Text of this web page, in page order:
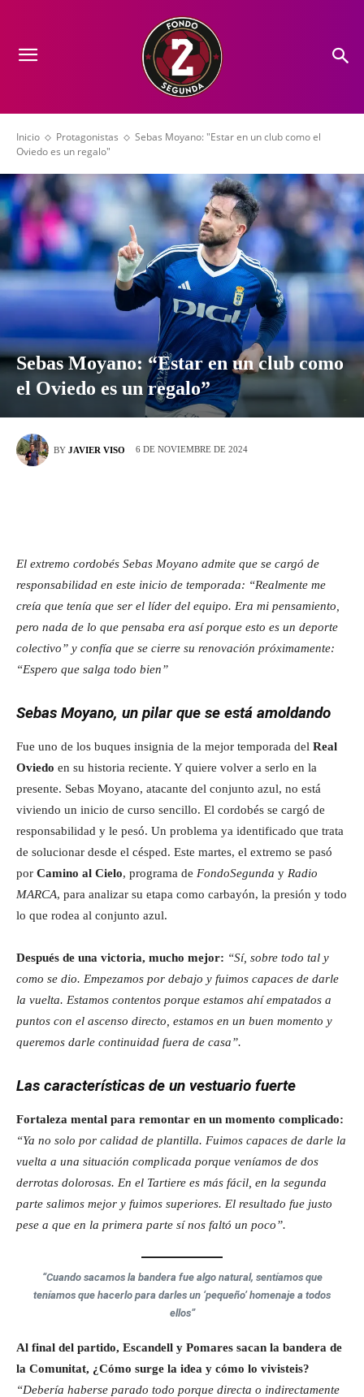
Inicio Protagonistas
Sebas Moyano: "Estar en un club como el
Oviedo es un regalo"
Sebas Moyano: “Estar en un club como
el Oviedo es un regalo”
BY JAVIER VISO 6 DE NOVIEMBRE DE 2024
El extremo cordobés Sebas Moyano admite que se cargó de
responsabilidad en este inicio de temporada: “Realmente me
creía que tenía que ser el líder del equipo. Era mi pensamiento,
pero nada de lo que pensaba era así porque esto es un deporte
colectivo” y confía que se cierre su renovación próximamente:
“Espero que salga todo bien”
Sebas Moyano, un pilar que se está amoldando
Fue uno de los buques insignia de la mejor temporada del Real
Oviedo en su historia reciente. Y quiere volver a serlo en la
presente. Sebas Moyano, atacante del conjunto azul, no está
viviendo un inicio de curso sencillo. El cordobés se cargó de
responsabilidad y le pesó. Un problema ya identificado que trata
de solucionar desde el césped. Este martes, el extremo se pasó
por Camino al Cielo, programa de FondoSegunda y Radio
MARCA, para analizar su etapa como carbayón, la presión y todo
lo que rodea al conjunto azul.
Después de una victoria, mucho mejor: “Sí, sobre todo tal y
como se dio. Empezamos por debajo y fuimos capaces de darle
la vuelta. Estamos contentos porque estamos ahí empatados a
puntos con el ascenso directo, estamos en un buen momento y
queremos darle continuidad fuera de casa”.
Las características de un vestuario fuerte
Fortaleza mental para remontar en un momento complicado:
“Ya no solo por calidad de plantilla. Fuimos capaces de darle la
vuelta a una situación complicada porque veníamos de dos
derrotas dolorosas. En el Tartiere es más fácil, en la segunda
parte salimos mejor y fuimos superiores. El resultado fue justo
pese a que en la primera parte sí nos faltó un poco”.
“Cuando sacamos la bandera fue algo natural, sentíamos que
teníamos que hacerlo para darles un ‘pequeño’ homenaje a todos
ellos”
Al final del partido, Escandell y Pomares sacan la bandera de
la Comunitat, ¿Cómo surge la idea y cómo lo vivisteis?
“Debería haberse parado todo porque directa o indirectamente